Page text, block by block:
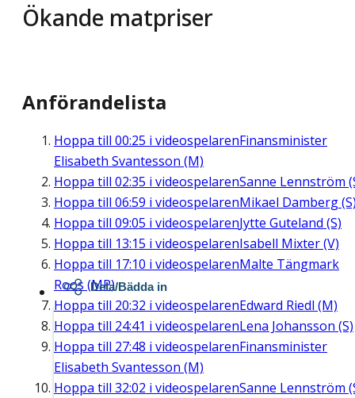
Ökande matpriser
Anförandelista
Hoppa till 00:25 i videospelarenFinansminister
Elisabeth Svantesson (M)
Hoppa till 02:35 i videospelarenSanne Lennström
Hoppa till 06:59 i videospelarenMikael Damberg
Hoppa till 09:05 i videospelarenJytte Guteland (S)
Hoppa till 13:15 i videospelarenIsabell Mixter (V)
Hoppa till 17:10 i videospelarenMalte Tängmark
Roos (MP)
Hoppa till 20:32 i videospelarenEdward Riedl (M)
Hoppa till 24:41 i videospelarenLena Johansson (S)
Hoppa till 27:48 i videospelarenFinansminister
Elisabeth Svantesson (M)
Hoppa till 32:02 i videospelarenSanne Lennström
Dela/Bädda in